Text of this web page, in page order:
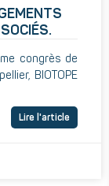
congrès de
BIOTOPE
Lire l'article